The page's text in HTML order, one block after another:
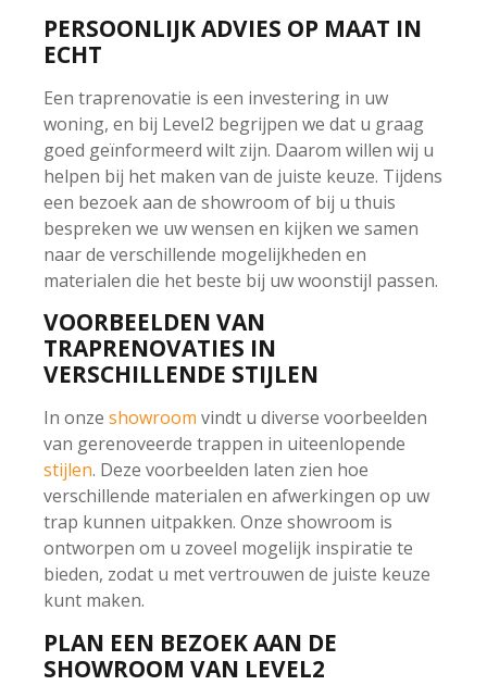
PERSOONLIJK ADVIES OP MAAT IN
ECHT
Een traprenovatie is een investering in uw
woning, en bij Level2 begrijpen we dat u graag
goed geïnformeerd wilt zijn. Daarom willen wij u
helpen bij het maken van de juiste keuze. Tijdens
een bezoek aan de showroom of bij u thuis
bespreken we uw wensen en kijken we samen
naar de verschillende mogelijkheden en
materialen die het beste bij uw woonstijl passen.
VOORBEELDEN VAN
TRAPRENOVATIES IN
VERSCHILLENDE STIJLEN
In onze showroom vindt u diverse voorbeelden
van gerenoveerde trappen in uiteenlopende
stijlen. Deze voorbeelden laten zien hoe
verschillende materialen en afwerkingen op uw
trap kunnen uitpakken. Onze showroom is
ontworpen om u zoveel mogelijk inspiratie te
bieden, zodat u met vertrouwen de juiste keuze
kunt maken.
PLAN EEN BEZOEK AAN DE
SHOWROOM VAN LEVEL2